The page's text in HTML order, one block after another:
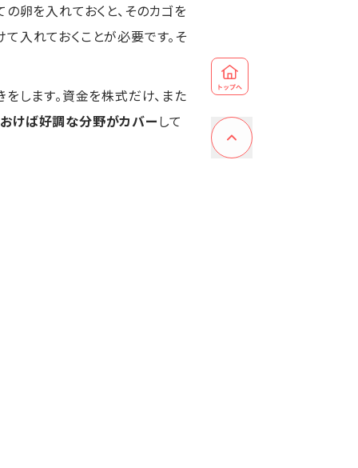
卵を入れておくと、そのカゴを
入れておくことが必要です。そ
します。資金を株式だけ、また
けば好調な分野がカバーして